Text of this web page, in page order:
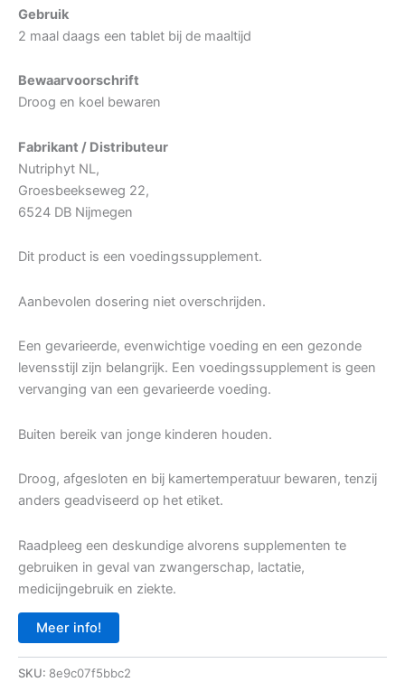
Gebruik
2 maal daags een tablet bij de maaltijd
Bewaarvoorschrift
Droog en koel bewaren
Fabrikant / Distributeur
Nutriphyt NL,
Groesbeekseweg 22,
6524 DB Nijmegen
Dit product is een voedingssupplement.
Aanbevolen dosering niet overschrijden.
Een gevarieerde, evenwichtige voeding en een gezonde
levensstijl zijn belangrijk. Een voedingssupplement is geen
vervanging van een gevarieerde voeding.
Buiten bereik van jonge kinderen houden.
Droog, afgesloten en bij kamertemperatuur bewaren, tenzij
anders geadviseerd op het etiket.
Raadpleeg een deskundige alvorens supplementen te
gebruiken in geval van zwangerschap, lactatie,
medicijngebruik en ziekte.
Meer info!
SKU: 8e9c07f5bbc2